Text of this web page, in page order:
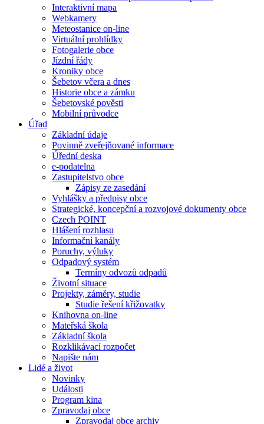
Interaktivní mapa
Webkamery
Meteostanice on-line
Virtuální prohlídky
Fotogalerie obce
Jízdní řády
Kroniky obce
Šebetov včera a dnes
Historie obce a zámku
Šebetovské pověsti
Mobilní průvodce
Úřad
Základní údaje
Povinně zveřejňované informace
Úřední deska
e-podatelna
Zastupitelstvo obce
Zápisy ze zasedání
Vyhlášky a předpisy obce
Strategické, koncepční a rozvojové dokumenty obce
Czech POINT
Hlášení rozhlasu
Informační kanály
Poruchy, výluky
Odpadový systém
Termíny odvozů odpadů
Životní situace
Projekty, záměry, studie
Studie řešení křižovatky
Knihovna on-line
Mateřská škola
Základní škola
Rozklikávací rozpočet
Napište nám
Lidé a život
Novinky
Události
Program kina
Zpravodaj obce
Zpravodaj obce archiv